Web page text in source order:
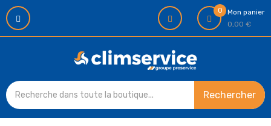
0
Mon panier
0,00 €
Rechercher